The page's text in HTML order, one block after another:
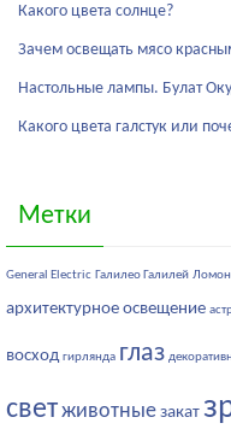
Какого цвета солнце?
Зачем освещать мясо
Настольные лампы. Булат
Какого цвета галстук или
Метки
General Electric Галилео Галилей
архитектурное освещение
восход гирлянда глаз
светживотные закат